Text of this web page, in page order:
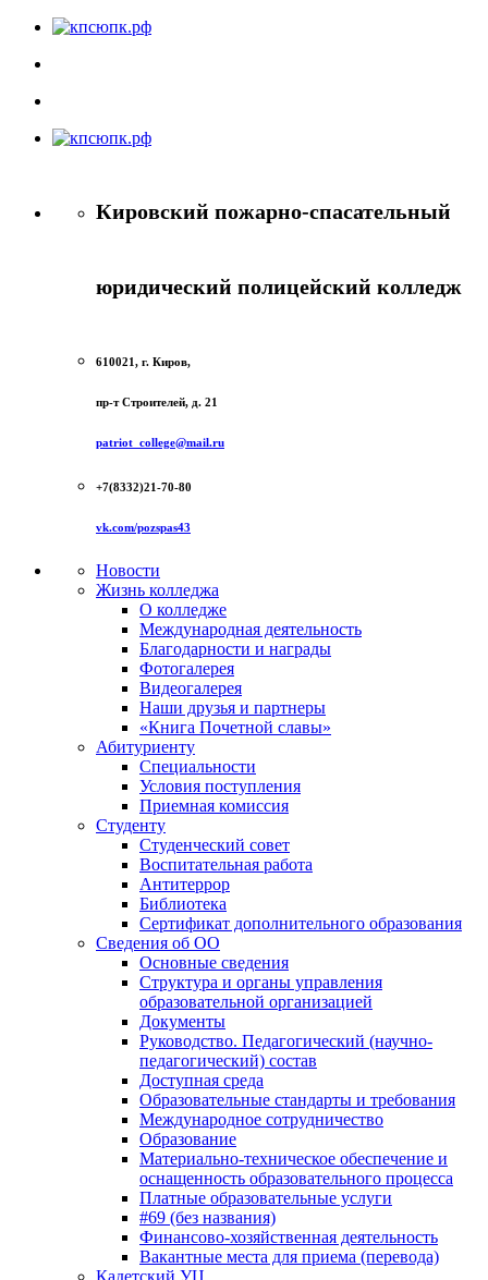
Кировский пожарно-спасательный
юридический полицейский колледж
610021, г. Киров,
пр-т Строителей, д. 21
patriot_college@mail.ru
+7(8332)21-70-80
vk.com/pozspas43
Новости
Жизнь колледжа
О колледже
Международная деятельность
Благодарности и награды
Фотогалерея
Видеогалерея
Наши друзья и партнеры
«Книга Почетной славы»
Абитуриенту
Специальности
Условия поступления
Приемная комиссия
Студенту
Студенческий совет
Воспитательная работа
Антитеррор
Библиотека
Сертификат дополнительного образования
Сведения об ОО
Основные сведения
Структура и органы управления
образовательной организацией
Документы
Руководство. Педагогический (научно-
педагогический) состав
Доступная среда
Образовательные стандарты и требования
Международное сотрудничество
Образование
Материально-техническое обеспечение и
оснащенность образовательного процесса
Платные образовательные услуги
#69 (без названия)
Финансово-хозяйственная деятельность
Вакантные места для приема (перевода)
Кадетский УЦ